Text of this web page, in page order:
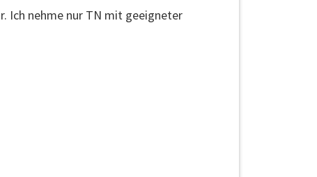
Ich nehme nur TN mit geeigneter